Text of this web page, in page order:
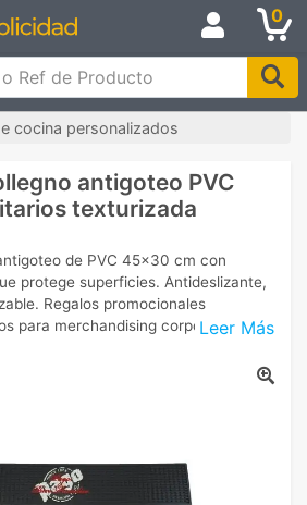
0
Ref de Producto
cocina personalizados
antigoteo PVC
texturizada
Leer Más
de PVC 45x30 cm con
protege superficies. Antideslizante,
Regalos promocionales
para merchandising corporativo.